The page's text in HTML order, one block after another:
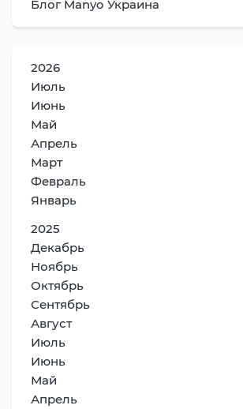
Блог Manyo Украина
2026
Июль
Июнь
Май
Апрель
Март
Февраль
Январь
2025
Декабрь
Ноябрь
Октябрь
Сентябрь
Август
Июль
Июнь
Май
Апрель